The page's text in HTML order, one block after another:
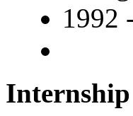
1992
Internship